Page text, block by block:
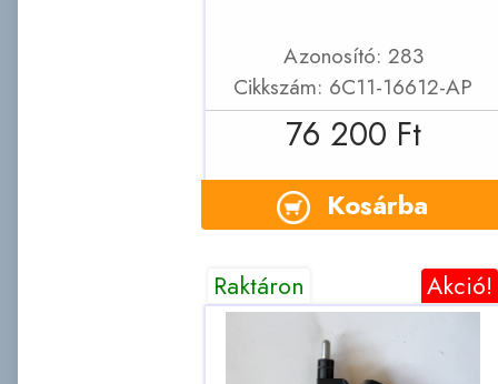
Azonosító: 283
Cikkszám: 6C11-16612-AP
76 200 Ft
Kosárba
Akció!
Raktáron